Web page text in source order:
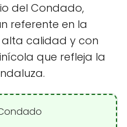
del Condado,
referente en la
calidad y con
que refleja la